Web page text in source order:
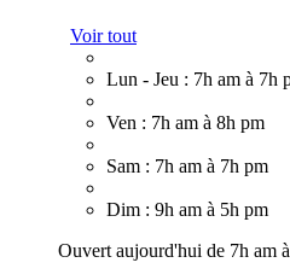
Voir tout
Lun - Jeu : 7h am à 7h
Ven : 7h am à 8h pm
Sam : 7h am à 7h pm
Dim : 9h am à 5h pm
Ouvert aujourd'hui de 7h am